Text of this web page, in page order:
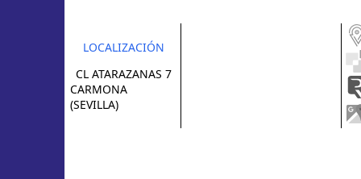
LOCALIZACIÓN
CL ATARAZANAS 7
CARMONA
(SEVILLA)